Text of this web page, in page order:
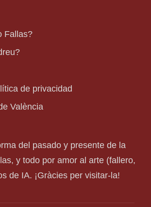
Fallas?
de privacidad
València
del pasado y presente de la
y todo por amor al arte (fallero,
de IA. ¡Gràcies per visitar-la!